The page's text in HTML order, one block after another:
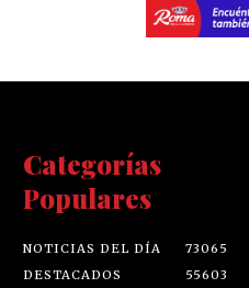
Categorías
Populares
NOTICIAS DEL DÍA
73065
DESTACADOS
55603